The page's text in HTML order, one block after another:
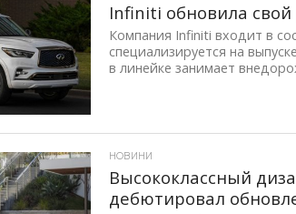
Infiniti обновила
Компания Infiniti входит в
специализируется на
в линейке занимает
НОВИНИ
Высококлассный
дебютировал